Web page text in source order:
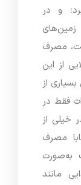
و در
زمین‌های
مصرف
از این
از
فقط در
خیلی از
مصرف
به‌صورت
مانند